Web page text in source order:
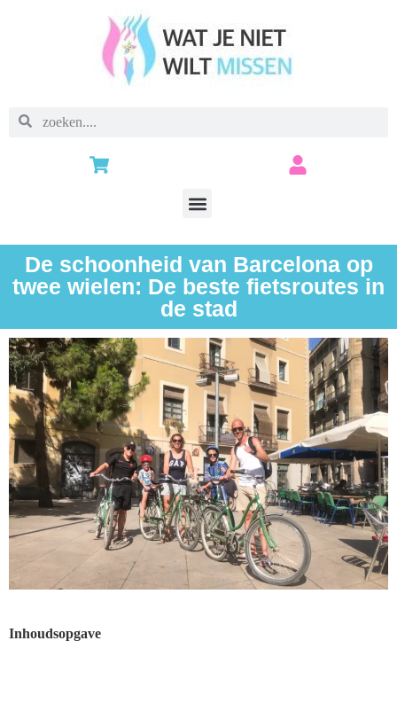
De schoonheid van Barcelona op
twee wielen: De beste fietsroutes in
de stad
Inhoudsopgave